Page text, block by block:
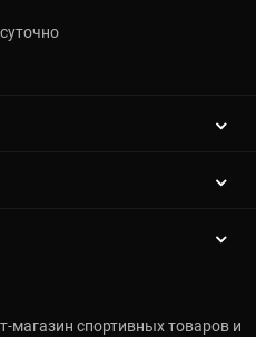
магазин спортивных товаров и